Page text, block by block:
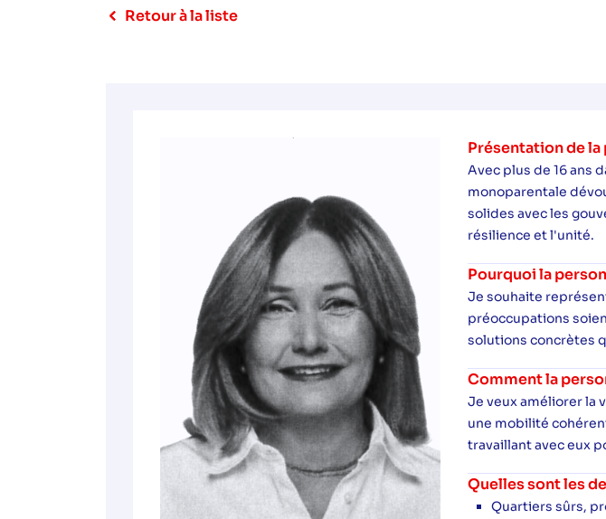
Retour à la liste
Présentation de
Avec plus de 16 ans
monoparentale
solides avec les
résilience et l'unité.
Pourquoi la
Je souhaite
préoccupations
solutions concrètes
Comment la
Je veux améliorer la
une mobilité
travaillant avec eux
Quelles sont les
Quartiers sûrs,